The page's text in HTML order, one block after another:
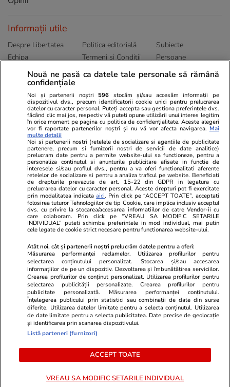
Informații utile
Despre Libertatea
Echipa
Publicitate
Politica de
Politica editorială
Termeni și Conditii
Abonamente
Subiecte
Persoane
Sitemap
Ringier România
Libertatea pentru
Unica.ro
Program TV
Avantaje
ELLE
Gazeta Sporturilor
Stiri mondene
Calculator sarcina
Ajută Copiii
Locuri de muncă
Imobiliare.ro
Jobradar24
Imoradar24
Colecții Libertatea
Pariază responsabil! Decizia ONJN nr. 821/25.09.2025.
Jocurile de noroc sunt interzise minorilor.
© 2026 Ringier Romania. Toate drepturile rezervate
Actualizare preferințe cookies
Nouă ne pasă ca datele tale personale să rămână
confidențiale
Noi și partenerii noștri 596 stocăm și/sau accesăm informații pe
dispozitivul dvs., precum identificatorii cookie unici pentru prelucrarea
datelor cu caracter personal. Puteți accepta sau gestiona preferințele dvs.
făcând clic mai jos, respectiv vă puteți opune utilizării unui interes legitim
în orice moment pe pagina cu politica de confidențialitate. Aceste alegeri
vor fi raportate partenerilor noștri și nu vă vor afecta navigarea. Mai
multe detalii
Noi si partenerii nostri (retelele de socializare si agentiile de publicitate
partenere, precum si furnizorii nostri de servicii de date analitice)
prelucram date pentru a permite website-ului sa functioneze, pentru a
personaliza continutul si anunturile publicitare afisate in functie de
interesele si/sau profilul dvs., pentru a va oferi functionalitati aferente
retelelor de socializare si pentru a analiza traficul pe website. Beneficiati
de drepturile prevazute de art. 15-22 din GDPR in legatura cu
prelucrarea datelor cu caracter personal. Aceste drepturi pot fi exercitate
prin modalitatea indicataaici. Prin click pe “ACCEPT TOATE”, acceptati
folosirea tuturor Tehnologiilor de tip Cookie, care implica inclusiv acceptul
dvs. cu privire la stocarea/accesarea informatiilor de catre Vendor-ii cu
care colaboram. Prin click pe “VREAU SA MODIFIC SETARILE
INDIVIDUAL” puteti schimba preferintele in mod individual, mai putin
cele legate de cookie strict necesare pentru functionarea website-ului.
Atât noi, cât și partenerii noștri prelucrăm datele pentru a oferi:
Măsurarea performanței reclamelor. Utilizarea profilurilor pentru
selectarea conținutului personalizat. Stocarea și/sau accesarea
informațiilor de pe un dispozitiv. Dezvoltarea și îmbunătățirea serviciilor.
Crearea profilurilor de conținut personalizat. Utilizarea profilurilor pentru
selectarea publicității personalizate. Crearea profilurilor pentru
publicitate personalizată. Măsurarea performanței conținutului.
Înțelegerea publicului prin statistici sau combinații de date din surse
diferite. Utilizarea datelor limitate pentru a selecta conținutul. Utilizarea
de date limitate pentru a selecta publicitatea. Date precise de geolocație
și identificarea prin scanarea dispozitivului.
Listă parteneri (furnizori)
ACCEPT TOATE
VREAU SA MODIFIC SETARILE INDIVIDUAL